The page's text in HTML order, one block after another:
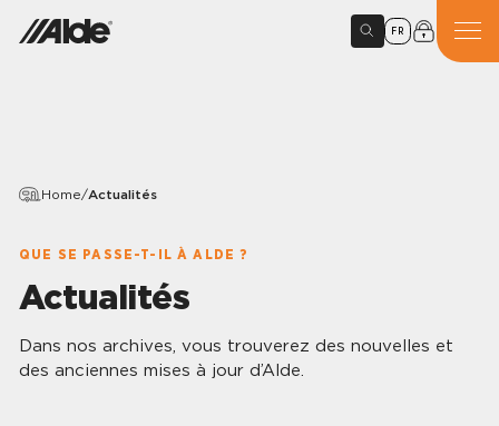
FR
Home/Actualités
QUE SE PASSE-T-IL À ALDE ?
Actualités
Dans nos archives, vous trouverez des nouvelles et
des anciennes mises à jour d’Alde.